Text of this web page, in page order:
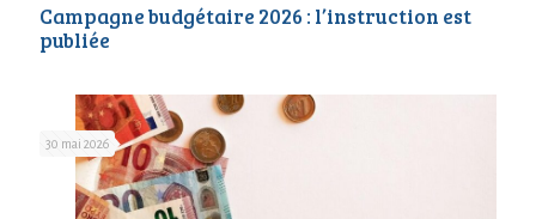
Campagne budgétaire 2026 : l’instruction est
publiée
30 mai 2026